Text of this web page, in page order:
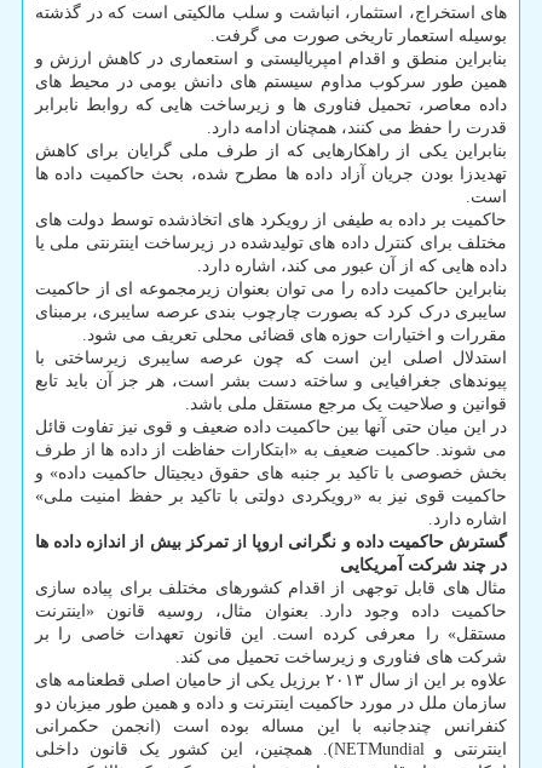
های استخراج، استثمار، انباشت و سلب مالکیتی است که در گذشته
بوسیله استعمار تاریخی صورت می گرفت.
بنابراین منطق و اقدام امپریالیستی و استعماری در کاهش ارزش و
همین طور سرکوب مداوم سیستم های دانش بومی در محیط های
داده معاصر، تحمیل فناوری ها و زیرساخت هایی که روابط نابرابر
قدرت را حفظ می کنند، همچنان ادامه دارد.
بنابراین یکی از راهکارهایی که از طرف ملی گرایان برای کاهش
تهدیدزا بودن جریان آزاد داده ها مطرح شده، بحث حاکمیت داده ها
است.
حاکمیت بر داده به طیفی از رویکرد های اتخاذشده توسط دولت های
مختلف برای کنترل داده های تولیدشده در زیرساخت اینترنتی ملی یا
داده هایی که از آن عبور می کند، اشاره دارد.
بنابراین حاکمیت داده را می توان بعنوان زیرمجموعه ای از حاکمیت
سایبری درک کرد که بصورت چارچوب بندی عرصه سایبری، برمبنای
مقررات و اختیارات حوزه های قضائی محلی تعریف می شود.
استدلال اصلی این است که چون عرصه سایبری زیرساختی با
پیوندهای جغرافیایی و ساخته دست بشر است، هر جز آن باید تابع
قوانین و صلاحیت یک مرجع مستقل ملی باشد.
در این میان حتی آنها بین حاکمیت داده ضعیف و قوی نیز تفاوت قائل
می شوند. حاکمیت ضعیف به «ابتکارات حفاظت از داده ها از طرف
بخش خصوصی با تاکید بر جنبه های حقوق دیجیتال حاکمیت داده» و
حاکمیت قوی نیز به «رویکردی دولتی با تاکید بر حفظ امنیت ملی»
اشاره دارد.
گسترش حاکمیت داده و نگرانی اروپا از تمرکز بیش از اندازه داده ها
در چند شرکت آمریکایی
مثال های قابل توجهی از اقدام کشورهای مختلف برای پیاده سازی
حاکمیت داده وجود دارد. بعنوان مثال، روسیه قانون «اینترنت
مستقل» را معرفی کرده است. این قانون تعهدات خاصی را بر
شرکت های فناوری و زیرساخت تحمیل می کند.
علاوه بر این از سال ۲۰۱۳ برزیل یکی از حامیان اصلی قطعنامه های
سازمان ملل در مورد حاکمیت اینترنت و داده و همین طور میزبان دو
کنفرانس چندجانبه با این مساله بوده است (انجمن حکمرانی
اینترنتی و NETMundial). همچنین، این کشور یک قانون داخلی